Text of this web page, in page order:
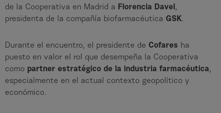
de la Cooperativa en Madrid a Florencia Davel ,
presidenta de la compañía biofarmacéutica GSK.
Durante el encuentro, el presidente de Cofares ha
puesto en valor el rol que desempeña la Cooperativa
como partner estratégico de la industria farmacéutica,
especialmente en el actual contexto geopolítico y
económico.